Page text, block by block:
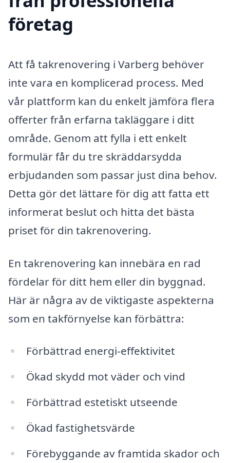
företag
Att få takrenovering i Varberg behöver
inte vara en komplicerad process. Med
vår plattform kan du enkelt jämföra flera
offerter från erfarna takläggare i ditt
område. Genom att fylla i ett enkelt
formulär får du tre skräddarsydda
erbjudanden som passar just dina behov.
Detta gör det lättare för dig att fatta ett
informerat beslut och hitta det bästa
priset för din takrenovering.
En takrenovering kan innebära en rad
fördelar för ditt hem eller din byggnad.
Här är några av de viktigaste aspekterna
som en takförnyelse kan förbättra:
Förbättrad energi-effektivitet
Ökad skydd mot väder och vind
Förbättrad estetiskt utseende
Ökad fastighetsvärde
Förebyggande av framtida skador och